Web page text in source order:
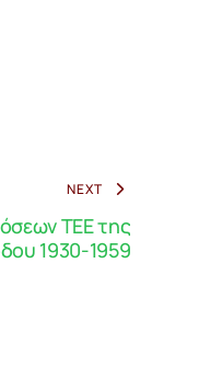
NEXT
ΤΕΕ της
1930-1959